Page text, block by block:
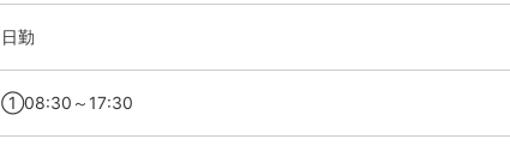
日勤
①08:30～17:30